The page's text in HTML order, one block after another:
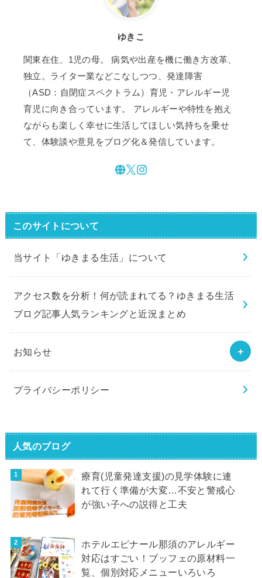
ゆきこ
関東在住、1児の母。 病気や出産を機に働き方改革、
独立。ライター業などこなしつつ、発達障害
（ASD：自閉症スペクトラム）育児・アレルギー児
育児に向き合っています。 アレルギーや特性を抱え
ながらも楽しく幸せに生活してほしい気持ちを乗せ
て、体験談や意見をブログ化＆発信しています。
このサイトについて
当サイト「ゆきまる生活」について
アクセス数を分析！何が読まれてる？ゆきまる生活
ブログ記事人気ランキングと近況まとめ
お知らせ
プライバシーポリシー
人気のブログ
療育(児童発達支援)の見学体験に連
れて行く準備が大変…不安と警戒心
が強い子への説得と工夫
ホテルエピナール那須のアレルギー
対応はすごい！ブッフェの原材料一
覧、個別対応メニューいろいろ